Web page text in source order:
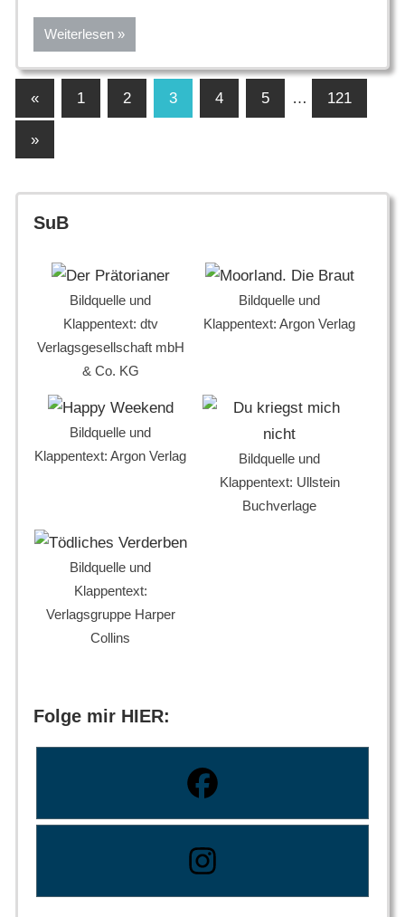
Weiterlesen
Seitennummerierung
der
Beiträge
«Vorherige
Beiträge
1 2 3 4 5 … 121
Nächste
»
SuB
Bildquelle und
Klappentext: dtv
Verlagsgesellschaft mbH
& Co. KG
Bildquelle und
Klappentext: Argon Verlag
Bildquelle und
Klappentext: Argon Verlag
Bildquelle und
Klappentext: Ullstein
Buchverlage
Bildquelle und
Klappentext:
Verlagsgruppe Harper
Collins
Folge mir HIER: